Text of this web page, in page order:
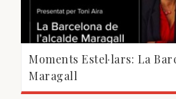
Moments Estel·lars: La
Maragall